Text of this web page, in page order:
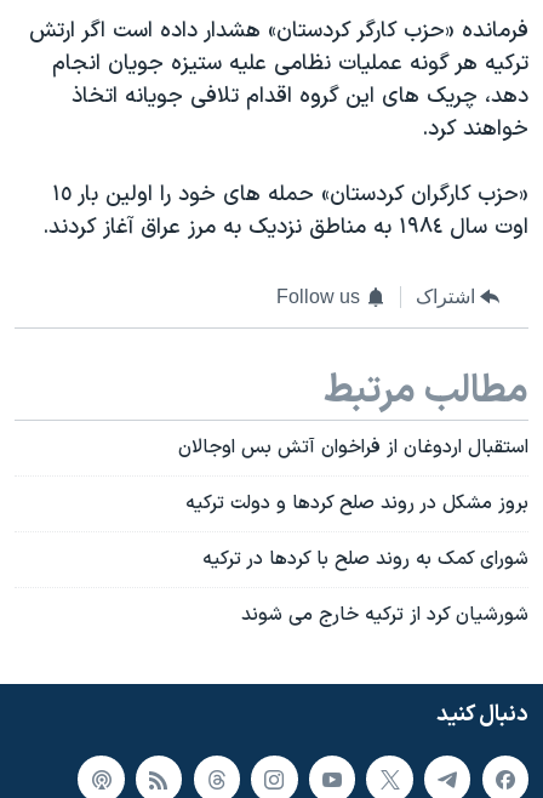
فرمانده «حزب کارگر کردستان» هشدار داده است اگر ارتش
ترکیه هر گونه عملیات نظامی علیه ستیزه جویان انجام
دهد، چریک های این گروه اقدام تلافی جویانه اتخاذ
خواهند کرد.
«حزب کارگران کردستان» حمله های خود را اولین بار ١٥
اوت سال ١٩٨٤ به مناطق نزدیک به مرز عراق آغاز کردند.
اشتراک Follow us
مطالب مرتبط
استقبال اردوغان از فراخوان آتش بس اوجالان
بروز مشکل در روند صلح کردها و دولت ترکیه
شورای کمک به روند صلح با کردها در ترکیه
شورشیان کرد از ترکیه خارج می شوند
دنبال کنید